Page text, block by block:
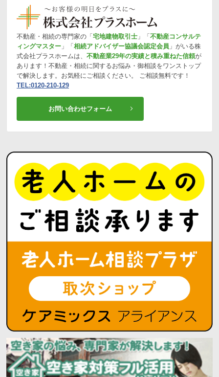
不動産・相続の専門家の「宅地建物取引士 」「不動産コンサルテ
ィングマスター 」「相続アドバイザー協議会認定会員 」がいる株
式会社プラスホームは、 不動産業29年の実績と積み重ねた信頼が
あります！不動産・相続に関するお悩み・御相談をワンストップ
で解決します。お気軽にご相談ください。 ご相談無料です！
TEL:0120-210-129
お問い合わせフォーム